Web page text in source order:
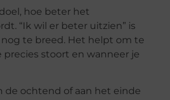
hoe beter het
“Ik wil er beter uitzien” is
te breed. Het helpt om te
stoort en wanneer je
de ochtend of aan het einde